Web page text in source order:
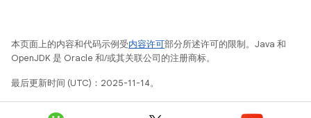
本页面上的内容和代码示例受内容许可部分所述许可的限制。Java 和
OpenJDK 是 Oracle 和/或其关联公司的注册商标。
最后更新时间 (UTC)：2025-11-14。